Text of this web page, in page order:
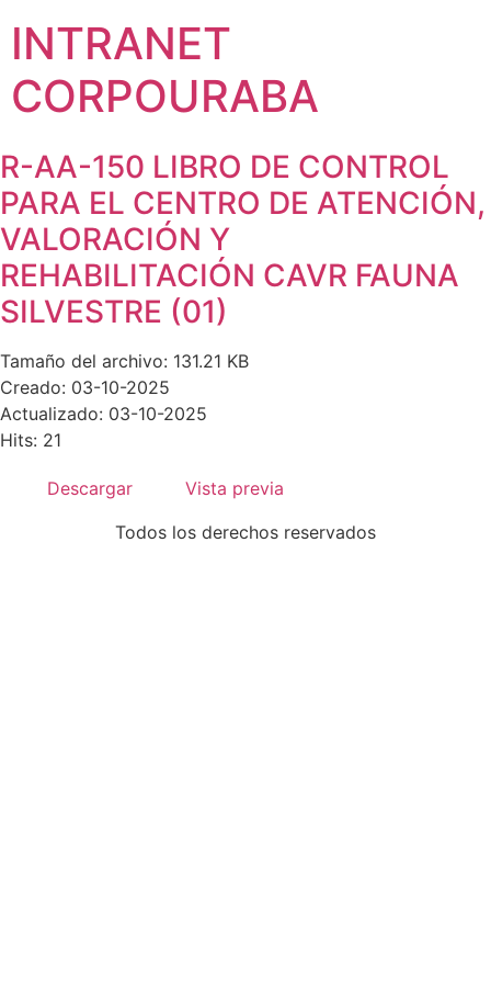
INTRANET
CORPOURABA
R-AA-150 LIBRO DE CONTROL
PARA EL CENTRO DE ATENCIÓN,
VALORACIÓN Y
REHABILITACIÓN CAVR FAUNA
SILVESTRE (01)
Tamaño del archivo: 131.21 KB
Creado: 03-10-2025
Actualizado: 03-10-2025
Hits: 21
Descargar
Vista previa
Todos los derechos reservados